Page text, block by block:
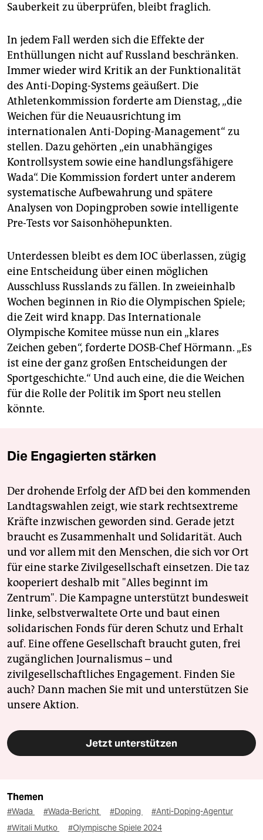
Sauberkeit zu überprüfen, bleibt fraglich.
In jedem Fall werden sich die Effekte der
Enthüllungen nicht auf Russland beschränken.
Immer wieder wird Kritik an der Funktionalität
des Anti-Doping-Systems geäußert. Die
Athletenkommission forderte am Dienstag, „die
Weichen für die Neuausrichtung im
internationalen Anti-Doping-Management“ zu
stellen. Dazu gehörten „ein unabhängiges
Kontrollsystem sowie eine handlungsfähigere
Wada“. Die Kommission fordert unter anderem
systematische Aufbewahrung und spätere
Analysen von Dopingproben sowie intelligente
Pre-Tests vor Saisonhöhepunkten.
Unterdessen bleibt es dem IOC überlassen, zügig
eine Entscheidung über einen möglichen
Ausschluss Russlands zu fällen. In zweieinhalb
Wochen beginnen in Rio die Olympischen Spiele;
die Zeit wird knapp. Das Internationale
Olympische Komitee müsse nun ein „klares
Zeichen geben“, forderte DOSB-Chef Hörmann. „Es
ist eine der ganz großen Entscheidungen der
Sportgeschichte.“ Und auch eine, die die Weichen
für die Rolle der Politik im Sport neu stellen
könnte.
Die Engagierten stärken
Der drohende Erfolg der AfD bei den kommenden
Landtagswahlen zeigt, wie stark rechtsextreme
Kräfte inzwischen geworden sind. Gerade jetzt
braucht es Zusammenhalt und Solidarität. Auch
und vor allem mit den Menschen, die sich vor Ort
für eine starke Zivilgesellschaft einsetzen. Die taz
kooperiert deshalb mit "Alles beginnt im
Zentrum". Die Kampagne unterstützt bundesweit
linke, selbstverwaltete Orte und baut einen
solidarischen Fonds für deren Schutz und Erhalt
auf. Eine offene Gesellschaft braucht guten, frei
zugänglichen Journalismus – und
zivilgesellschaftliches Engagement. Finden Sie
auch? Dann machen Sie mit und unterstützen Sie
unsere Aktion.
Jetzt unterstützen
Themen
#Wada #Wada-Bericht #Doping
#Anti-Doping-Agentur
#Witali Mutko
#Olympische Spiele 2024